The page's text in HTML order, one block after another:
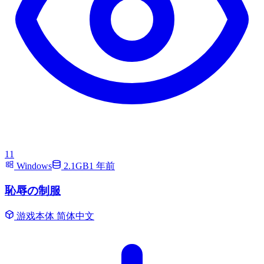
11
Windows
2.1GB1 年前
恥辱の制服
游戏本体 简体中文